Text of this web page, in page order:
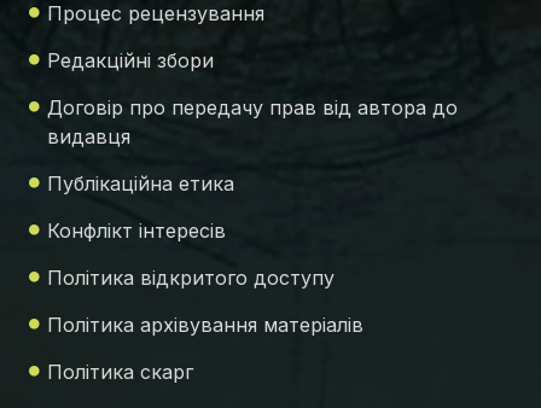
Процес рецензування
Редакційні збори
Договір про передачу прав від автора до
видавця
Публікаційна етика
Конфлікт інтересів
Політика відкритого доступу
Політика архівування матеріалів
Політика скарг